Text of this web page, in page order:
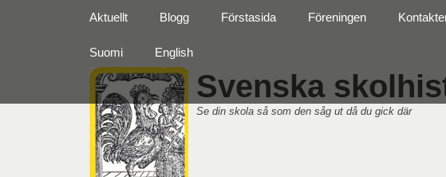
Svenska
Se din skola så som den såg ut då du gick där
Primär meny
innehåll
Aktuellt Blogg Förstasida Föreningen
Suomi English